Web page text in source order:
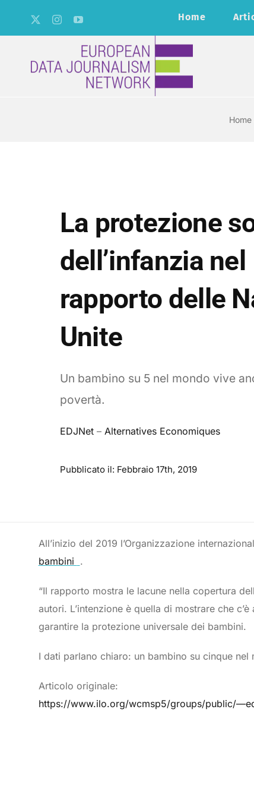
Home
Home
La protezione
dell’infanzia nel
rapporto delle
Unite
Un bambino su 5 nel mondo vive
povertà.
EDJNet– Alternatives Economiques
Pubblicato il: Febbraio 17th, 2019
All’inizio del 2019 l’Organizzazione
bambini .
“Il rapporto mostra le lacune nella copertura
autori. L’intenzione è quella di mostrare che
garantire la protezione universale dei bambini.
I dati parlano chiaro: un bambino su cinque
Articolo originale:
https://www.ilo.org/wcmsp5/groups/public/